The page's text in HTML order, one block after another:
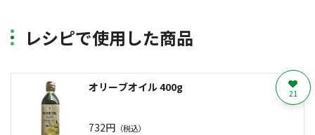
レシピで使用した商品
オリーブオイル 400g
732円 （税込）
21